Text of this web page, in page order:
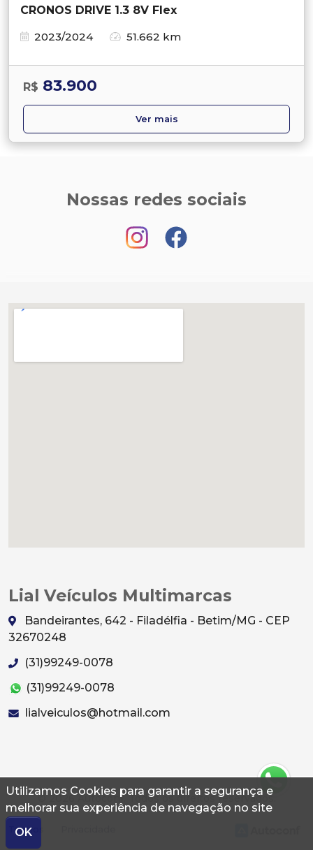
Utilizamos Cookies para garantir a segurança e
melhorar sua experiência de navegação no site
OK
CRONOS DRIVE 1.3 8V Flex
2023/2024
51.662 km
R$ 83.900
Ver mais
Nossas redes sociais
Lial Veículos Multimarcas
Bandeirantes, 642 - Filadélfia - Betim/MG - CEP
32670248
(31)99249-0078
(31)99249-0078
lialveiculos@hotmail.com
© 2026 Autoconf. Todos os direitos reservados.
Termos